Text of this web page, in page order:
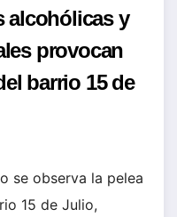
alcohólicas y
provocan
barrio 15 de
se observa la pelea
15 de Julio,